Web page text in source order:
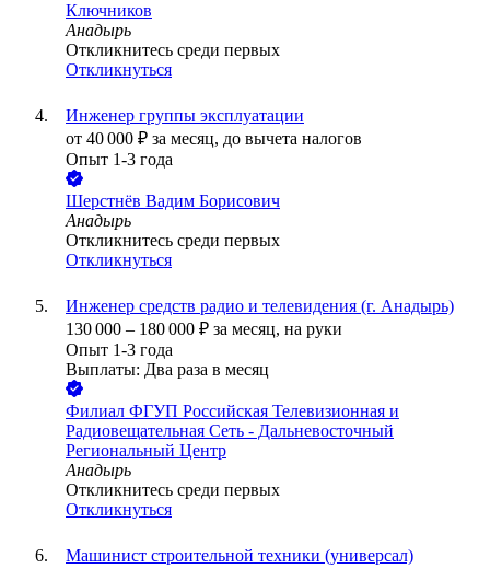
Ключников
Анадырь
Откликнитесь среди первых
Откликнуться
Инженер группы эксплуатации
от 40 000 ₽ за месяц, до вычета налогов
Опыт 1-3 года
Шерстнёв Вадим Борисович
Анадырь
Откликнитесь среди первых
Откликнуться
Инженер средств радио и телевидения (г. Анадырь)
130 000 – 180 000 ₽ за месяц, на руки
Опыт 1-3 года
Выплаты: Два раза в месяц
Филиал ФГУП Российская Телевизионная и
Радиовещательная Сеть - Дальневосточный
Региональный Центр
Анадырь
Откликнитесь среди первых
Откликнуться
Машинист строительной техники (универсал)